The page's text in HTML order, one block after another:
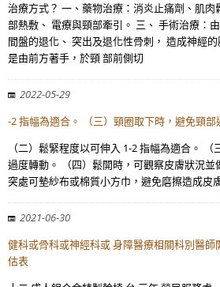
治療方式？ 一、藥物治療：消炎止痛劑、肌肉
部熱敷、 電療與頸部牽引。 三、 手術治療：
間盤的退化、 突出及退化性骨刺， 造成神經
是由前方著手，於頸 部前側切
2022-05-29
-2 指幅為適合。 （三）頸圈取下時，避免頸部
（二）鬆緊程度以可伸入 1-2 指幅為適合。
過度轉動。 （四）鬆開時，可觀察皮膚狀況並
突處可墊紗布或棉質小方巾，避免磨擦造成皮
2021-06-30
健科或骨科或神經科或 身障醫療相關科別醫
估表